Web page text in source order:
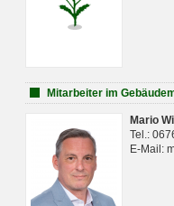
Mitarbeiter im
Mario
Tel.:
E-Mail: